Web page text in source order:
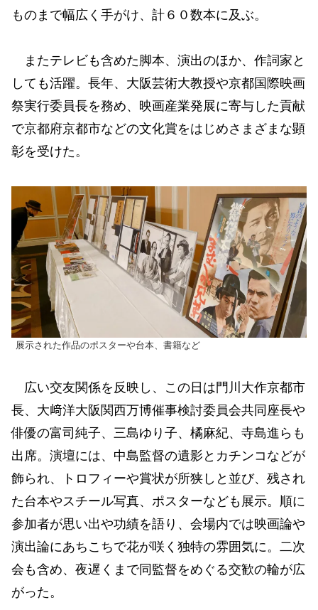
ものまで幅広く手がけ、計６０数本に及ぶ。
またテレビも含めた脚本、演出のほか、作詞家と
しても活躍。長年、大阪芸術大教授や京都国際映画
祭実行委員長を務め、映画産業発展に寄与した貢献
で京都府京都市などの文化賞をはじめさまざまな顕
彰を受けた。
展示された作品のポスターや台本、書籍など
広い交友関係を反映し、この日は門川大作京都市
長、大﨑洋大阪関西万博催事検討委員会共同座長や
俳優の富司純子、三島ゆり子、橘麻紀、寺島進らも
出席。演壇には、中島監督の遺影とカチンコなどが
飾られ、トロフィーや賞状が所狭しと並び、残され
た台本やスチール写真、ポスターなども展示。順に
参加者が思い出や功績を語り、会場内では映画論や
演出論にあちこちで花が咲く独特の雰囲気に。二次
会も含め、夜遅くまで同監督をめぐる交歓の輪が広
がった。